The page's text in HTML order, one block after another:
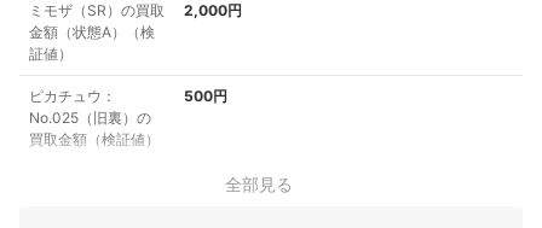
ミモザ（SR）の買取
金額（状態A）（検
証値）
2,000円
ピカチュウ：
No.025（旧裏）の
買取金額（検証値）
500円
全部見る